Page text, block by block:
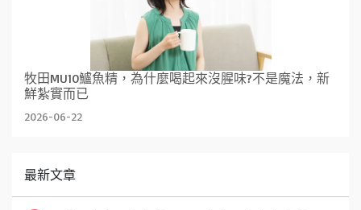
牧田MU10鱸魚精，為什麼喝起來沒腥味?不是魔法，新
鮮紮實而已
2026-06-22
最新文章